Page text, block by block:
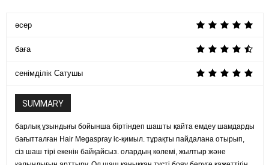
әсер
баға
сенімділік Сатушы
SUMMARY
барлық ұзындығы бойынша біртіндеп шашты қайта емдеу шамдарды
бағытталған Hair Megaspray іс-қимыл. тұрақты пайдалана отырып,
сіз шаш тірі екенін байқайсыз. олардың көлемі, жылтыр және